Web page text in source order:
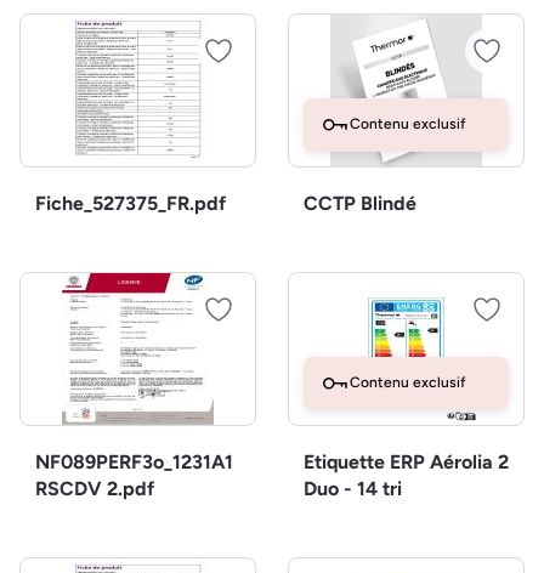
Fiche_527375_FR.pdf
Contenu exclusif
CCTP Blindé
NF089PERF3o_1231A1
RSCDV 2.pdf
Contenu exclusif
Etiquette ERP Aérolia 2
Duo - 14 tri